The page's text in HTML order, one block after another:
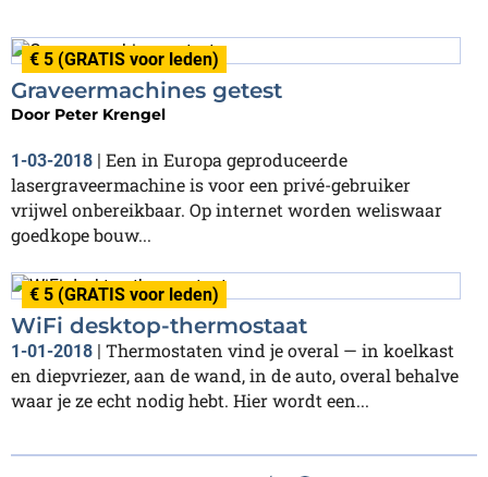
€ 5 (GRATIS voor leden)
Graveermachines getest
Door Peter Krengel
1-03-2018 | Een in Europa geproduceerde
lasergraveermachine is voor een privé-gebruiker
vrijwel onbereikbaar. Op internet worden weliswaar
goedkope bouw...
€ 5 (GRATIS voor leden)
WiFi desktop-thermostaat
1-01-2018 | Thermostaten vind je overal — in koelkast
en diepvriezer, aan de wand, in de auto, overal behalve
waar je ze echt nodig hebt. Hier wordt een...